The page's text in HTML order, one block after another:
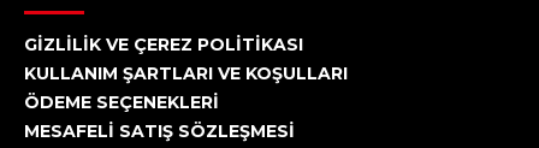
GİZLİLİK VE ÇEREZ POLİTİKASI
KULLANIM ŞARTLARI VE KOŞULLARI
ÖDEME SEÇENEKLERİ
MESAFELİ SATIŞ SÖZLEŞMESİ